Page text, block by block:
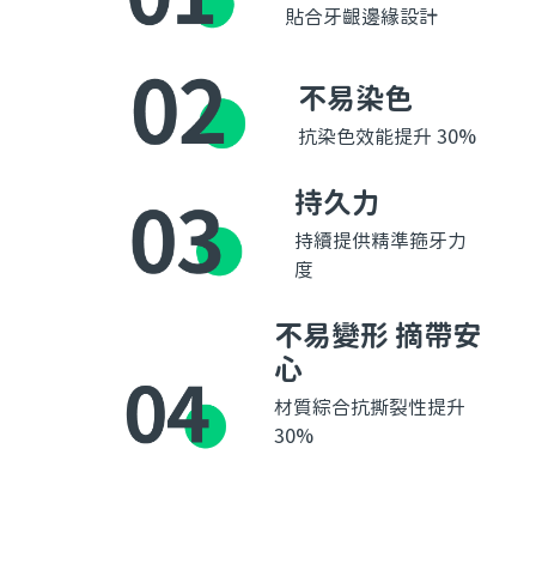
貼合牙齦邊緣設計
不易染色
抗染色效能提升 30%
持久力
持續提供精準箍牙力
度
不易變形 摘帶安
心
材質綜合抗撕裂性提升
30%